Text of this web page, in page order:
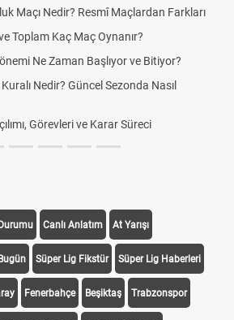
Maçı Nedir? Resmî Maçlardan Farkları
Toplam Kaç Maç Oynanır?
Ne Zaman Başlıyor ve Bitiyor?
Nedir? Güncel Sezonda Nasıl
Görevleri ve Karar Süreci
Canlı Anlatım At Yarışı
Süper Lig Fikstür Süper Lig Haberleri
Fenerbahçe Beşiktaş Trabzonspor